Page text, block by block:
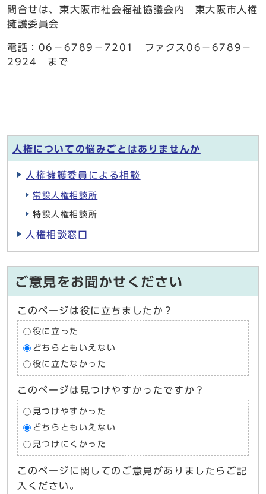
問合せは、東大阪市社会福祉協議会内 東大阪市人権
擁護委員会
電話：06－6789－7201 ファクス06－6789－
2924 まで
人権についての悩みごとはありませんか
人権擁護委員による相談
常設人権相談所
特設人権相談所
人権相談窓口
ご意見をお聞かせください
このページは役に立ちましたか？
役に立った
どちらともいえない
役に立たなかった
このページは見つけやすかったですか？
見つけやすかった
どちらともいえない
見つけにくかった
このページに関してのご意見がありましたらご記
入ください。